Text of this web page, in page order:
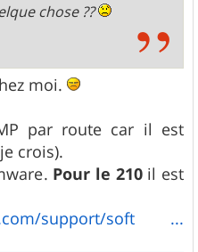
chose ??
moi.
par route car il est
crois).
Pour le 210il est
support/soft ...